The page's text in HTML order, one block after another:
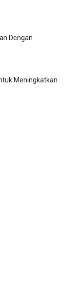
Dengan
Meningkatkan